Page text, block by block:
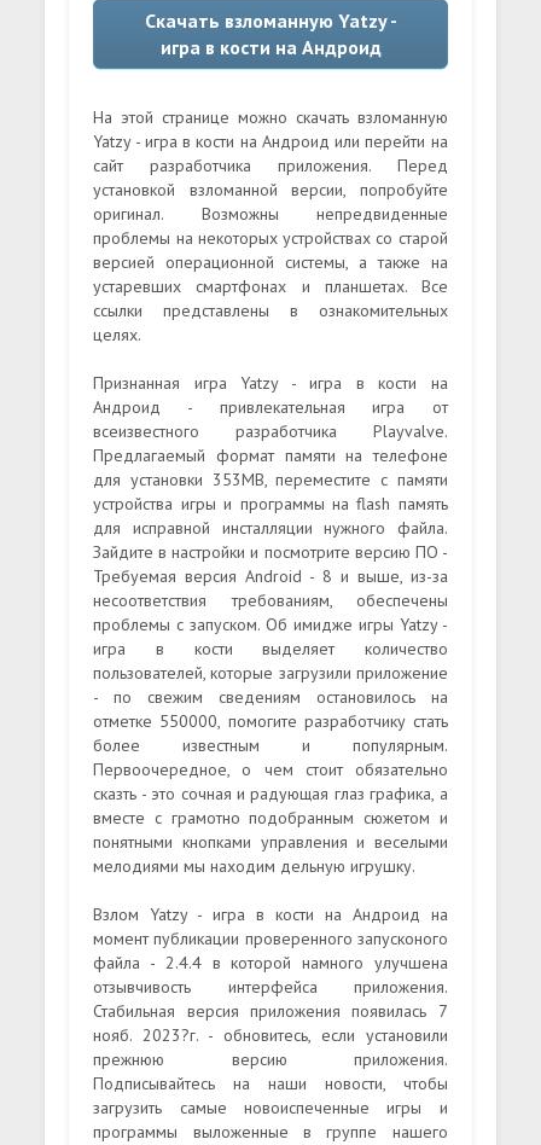
Скачать взломанную Yatzy -
игра в кости на Андроид
На этой странице можно скачать взломанную
Yatzy - игра в кости на Андроид или перейти на
сайт разработчика приложения. Перед
установкой взломанной версии, попробуйте
оригинал. Возможны непредвиденные
проблемы на некоторых устройствах со старой
версией операционной системы, а также на
устаревших смартфонах и планшетах. Все
ссылки представлены в ознакомительных
целях.
Признанная игра Yatzy - игра в кости на
Андроид - привлекательная игра от
всеизвестного разработчика Playvalve.
Предлагаемый формат памяти на телефоне
для установки 353MB, переместите с памяти
устройства игры и программы на flash память
для исправной инсталляции нужного файла.
Зайдите в настройки и посмотрите версию ПО -
Требуемая версия Android - 8 и выше, из-за
несоответствия требованиям, обеспечены
проблемы с запуском. Об имидже игры Yatzy -
игра в кости выделяет количество
пользователей, которые загрузили приложение
- по свежим сведениям остановилось на
отметке 550000, помогите разработчику стать
более известным и популярным.
Первоочередное, о чем стоит обязательно
сказть - это сочная и радующая глаз графика, а
вместе с грамотно подобранным сюжетом и
понятными кнопками управления и веселыми
мелодиями мы находим дельную игрушку.
Взлом Yatzy - игра в кости на Андроид на
момент публикации проверенного запусконого
файла - 2.4.4 в которой намного улучшена
отзывчивость интерфейса приложения.
Стабильная версия приложения появилась 7
нояб. 2023?г. - обновитесь, если установили
прежнюю версию приложения.
Подписывайтесь на наши новости, чтобы
загрузить самые новоиспеченные игры и
программы выложенные в группе нашего